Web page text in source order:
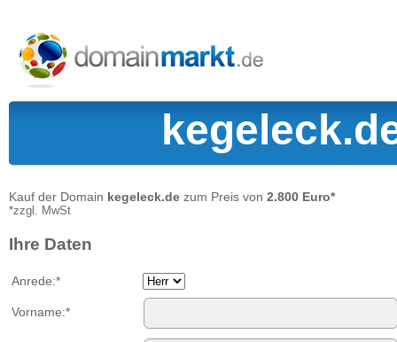
Kauf der Domain kegeleck.de zum Preis von 2.800 Euro*
*zzgl. MwSt
Ihre Daten
Anrede:*
Vorname:*